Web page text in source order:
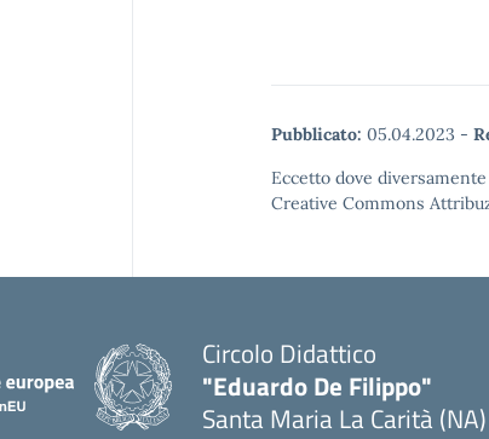
Pubblicato: 05.04.2023 -
Eccetto dove
Creative Commons
Circolo Didattico
"Eduardo De Filippo"
Santa Maria La Carità (NA)